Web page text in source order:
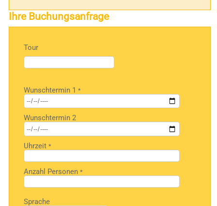
Ihre Buchungsanfrage
Tour
lasse
dieses
leer.
Wunschtermin 1*
Wunschtermin 2
Uhrzeit*
Anzahl Personen*
Bitte
Sprache